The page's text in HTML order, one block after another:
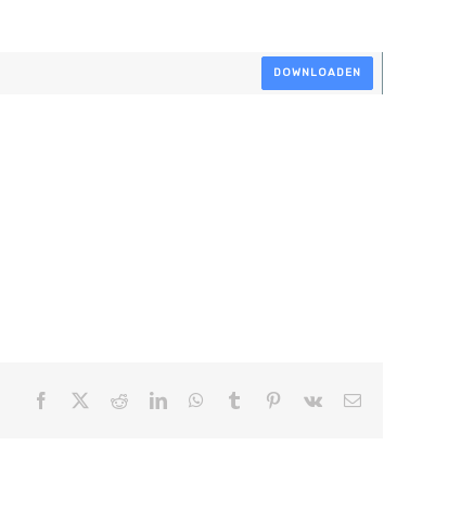
DOWNLOADEN
Facebook RedditLinkedInWhatsApp
Tumblr Pinterest
Vk
E-